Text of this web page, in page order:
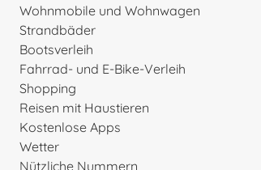
Wohnmobile und Wohnwagen
Strandbäder
Bootsverleih
Fahrrad- und E-Bike-Verleih
Shopping
Reisen mit Haustieren
Kostenlose Apps
Wetter
Nützliche Nummern